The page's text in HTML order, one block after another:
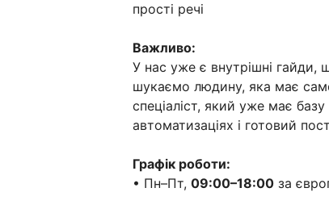
прості речі
Важливо:
У нас уже є внутрішні гайди,
шукаємо людину, яка має
спеціаліст, який уже має базу
автоматизаціях і готовий
Графік роботи:
• Пн–Пт, 09:00–18:00 за